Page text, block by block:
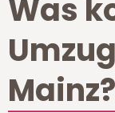
Was
Mainz?